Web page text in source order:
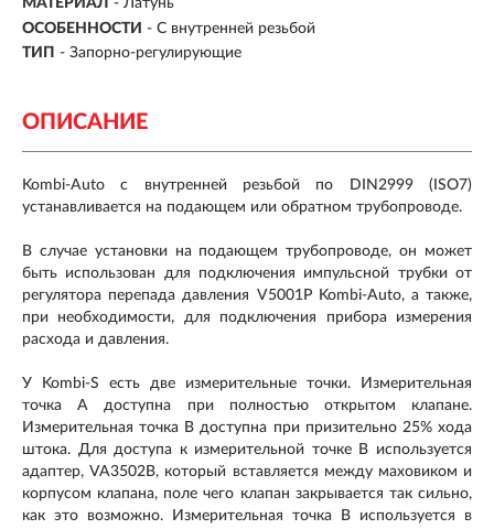
МАТЕРИАЛ - Латунь
ОСОБЕННОСТИ - С внутренней резьбой
ТИП - Запорно-регулирующие
ОПИСАНИЕ
Kombi-Auto с внутренней резьбой по DIN2999 (ISO7)
устанавливается на подающем или обратном трубопроводе.
В случае установки на подающем трубопроводе, он может
быть использован для подключения импульсной трубки от
регулятора перепада давления V5001P Kombi-Auto, а также,
при необходимости, для подключения прибора измерения
расхода и давления.
У Kombi-S есть две измерительные точки. Измерительная
точка A доступна при полностью открытом клапане.
Измерительная точка B доступна при призительно 25% хода
штока. Для доступа к измерительной точке B используется
адаптер, VA3502B, который вставляется между маховиком и
корпусом клапана, поле чего клапан закрывается так сильно,
как это возможно. Измерительная точка B используется в